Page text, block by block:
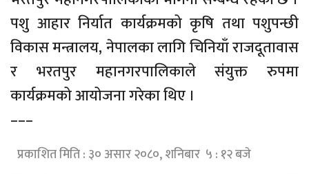
पशु आहार निर्यात कार्यक्रमको कृषि तथा पशुपन्छी
विकास मन्त्रालय, नेपालका लागि चिनियाँ राजदूतावास
र भरतपुर महानगरपालिकाले संयुक्त रुपमा
कार्यक्रमको आयोजना गरेका थिए ।
–––
प्रकाशित मिति : ३० असार २०८०, शनिबार ५ : १२ बजे